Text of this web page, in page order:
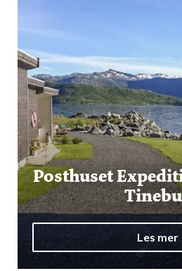
Posthuset
Les mer